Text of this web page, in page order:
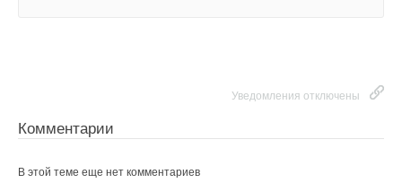
Уведомления отключены
Комментарии
В этой теме еще нет комментариев
поведут себя под давлением. В университете отмечают, что
такая методика защитит оборудование от повреждений
и значительно продлит срок его службы.